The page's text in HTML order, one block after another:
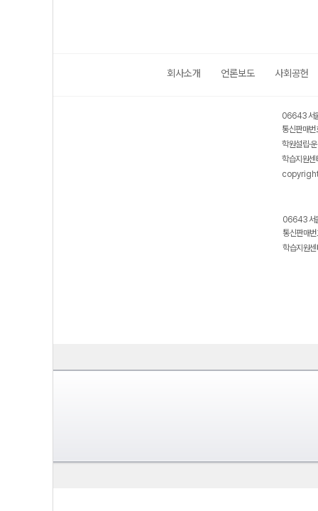
회사소개 언론보도 사회공헌
06643 서
통신판매
학원설립·
학습지원
06643 서
통신판매
학습지원